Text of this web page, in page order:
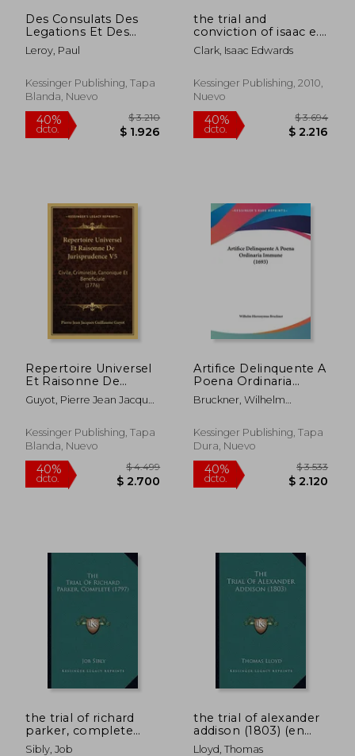
40%
dcto.
$ 4.822 40%
dcto.
Des Consulats Des
Legations Et Des
Ambassades: Etude
D'Histoire Et De Droit
Leroy, Paul
Kessinger Publishing, Tapa
Blanda, Nuevo
the trial and
conviction of isaac e.
clark (1859) (en
Inglés)
Clark, Isaac Edwards
Kessinger Publishing, 2010,
Nuevo
Repertoire Universel
Et Raisonne De
Jurisprudence V5:
Civile, Criminelle,
Beneficiale (1776) (en
Francés)
Guyot, Pierre Jean Jacques
Kessinger Publishing, Tapa
Blanda, Nuevo
Artifice Delinquente A
Poena Ordinaria
Immune (1693) (en
Latin)
Bruckner, Wilhelm
Kessinger Publishing, Tapa
Dura, Nuevo
the trial of richard
parker, complete
(1797) (en Inglés)
Sibly, Job
the trial of alexander
addison (1803) (en
Inglés)
Lloyd, Thomas